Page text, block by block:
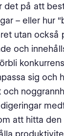
det på att
– eller hur
utan också
och
sig och
och
att hitta den